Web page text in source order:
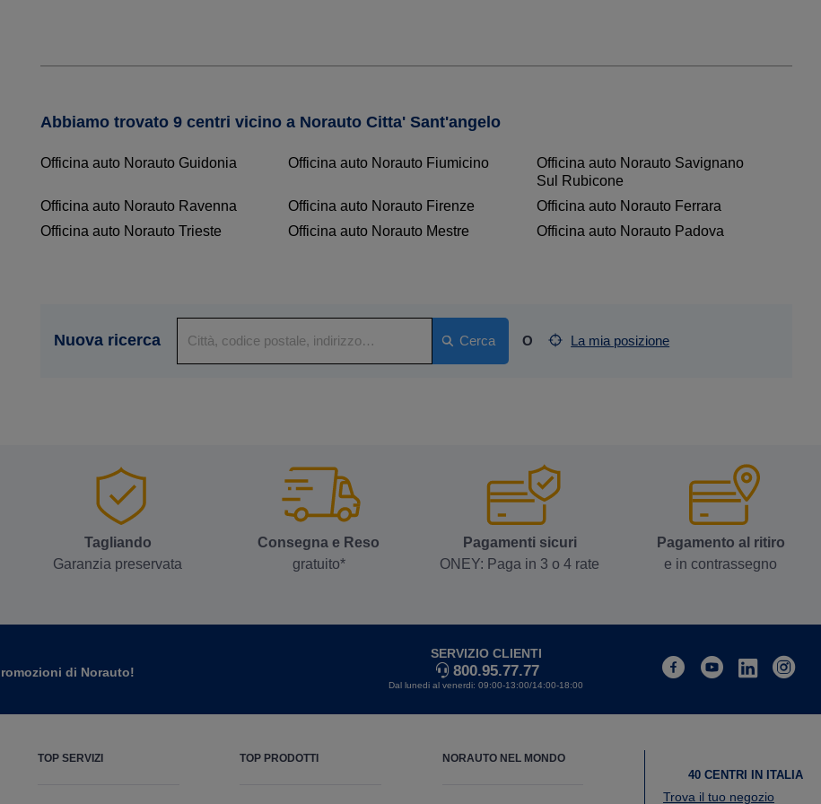
Abbiamo trovato 9 centri vicino a Norauto Citta' Sant'angelo
Officina auto Norauto Guidonia Officina auto Norauto Fiumicino
Officina auto Norauto Savignano
Sul Rubicone
Officina auto Norauto Ravenna
Officina auto Norauto Firenze
Officina auto Norauto Ferrara
Officina auto Norauto Trieste
Officina auto Norauto Mestre Officina auto Norauto Padova
Nuova ricerca Cerca O La mia posizione
Tagliando
Garanzia preservata
Consegna e Reso
gratuito*
Pagamenti sicuri
ONEY: Paga in 3 o 4 rate
Pagamento al ritiro
e in contrassegno
di Norauto!
SERVIZIO CLIENTI
800.95.77.77
Dal lunedi al venerdi: 09:00-13:00/14:00-18:00
TOP SERVIZI TOP PRODOTTI NORAUTO NEL MONDO
40 CENTRI IN ITALIA
Trova il tuo negozio